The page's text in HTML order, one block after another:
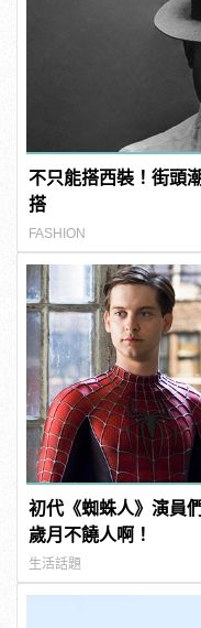
不只能搭西裝！街頭
搭
FASHION
初代《蜘蛛人》演員
歲月不饒人啊！
生活話題